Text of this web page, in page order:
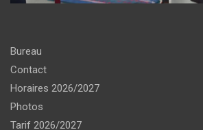
Bureau
Contact
Horaires 2026/2027
Photos
Tarif 2026/2027